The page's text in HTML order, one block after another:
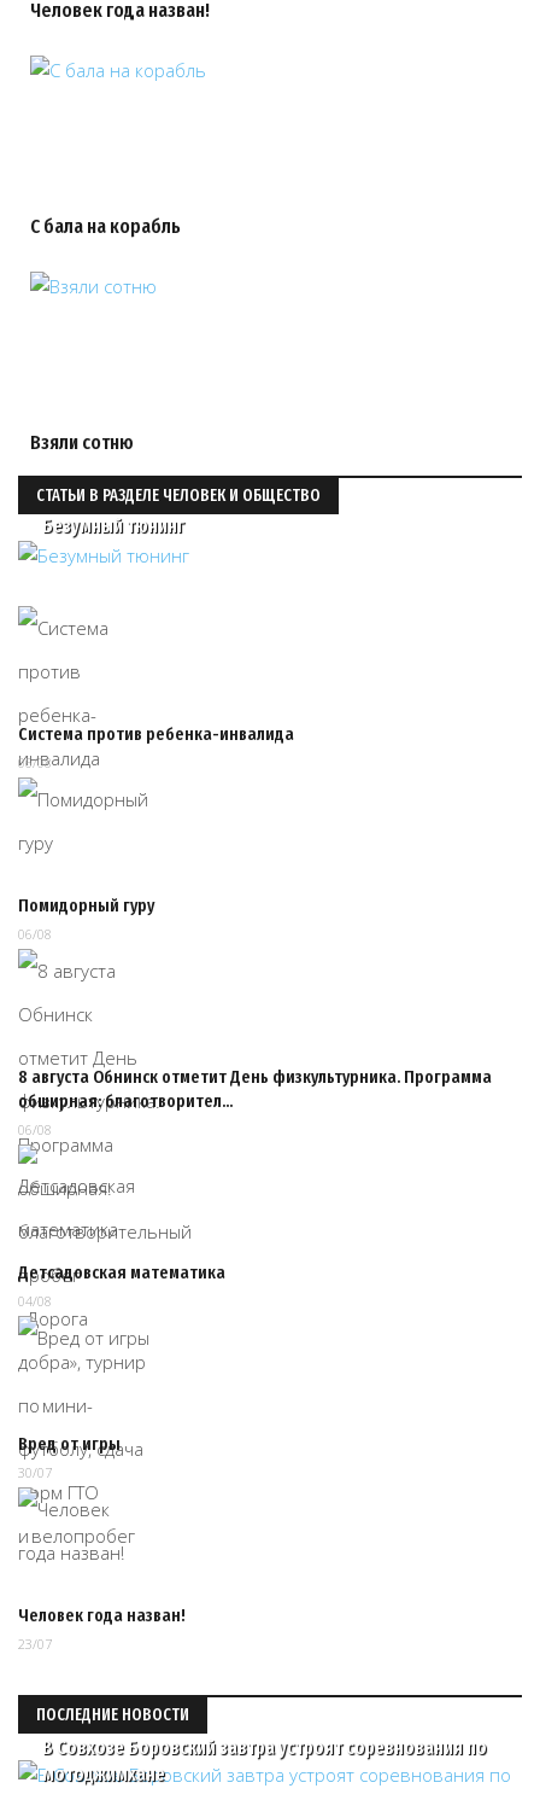
Человек года назван!
С бала на корабль
Взяли сотню
СТАТЬИ В РАЗДЕЛЕ ЧЕЛОВЕК И ОБЩЕСТВО
Безумный тюнинг
Система против ребенка-инвалида
06/08
Помидорный гуру
06/08
8 августа Обнинск отметит День физкультурника. Программа
обширная: благотворител…
06/08
Детсадовская математика
04/08
Вред от игры
30/07
Человек года назван!
23/07
ПОСЛЕДНИЕ НОВОСТИ
В Совхозе Боровский завтра устроят соревнования по
мотоджимхане